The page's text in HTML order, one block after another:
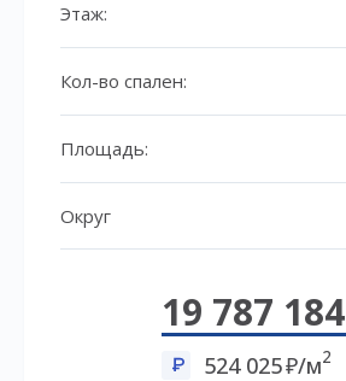
Этаж:
Кол-во спален:
Площадь:
Округ
19 787 184
524 025 /м2